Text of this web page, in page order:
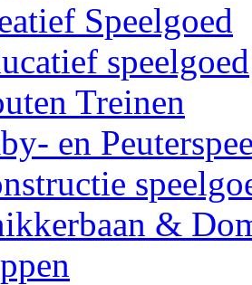
Speelgoed
speelgoed
Treinen
en
&